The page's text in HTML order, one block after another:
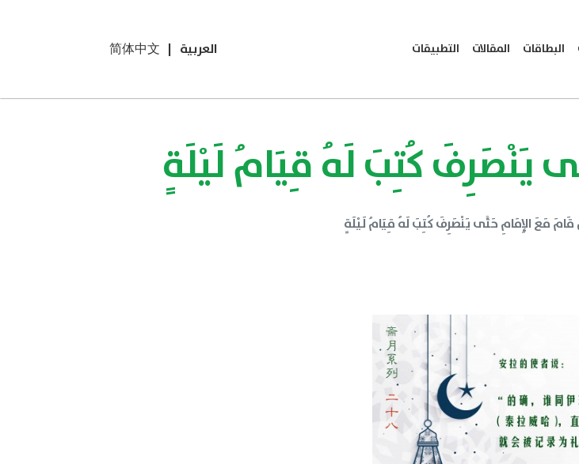
البطاقات المقالات التطبيقات العربية |
简体中文
يَنْصَرِفَ كُتِبَ لَهُ قِيَامُ لَيْلَةٍ
مَعَ الإِمَامِ حَتَّى يَنْصَرِفَ كُتِبَ لَهُ قِيَامُ لَيْلَةٍ